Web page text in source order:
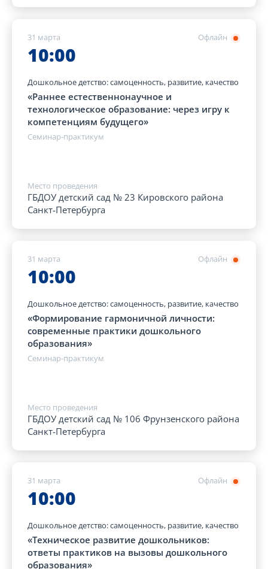
Офлайн
31 марта
10:00
Дошкольное детство: самоценность, развитие, качество
«Раннее естественнонаучное и
технологическое образование: через игру к
компетенциям будущего»
Семинар-практикум
Место проведения
ГБДОУ детский сад № 23 Кировского района
Санкт-Петербурга
Офлайн
31 марта
10:00
Дошкольное детство: самоценность, развитие, качество
«Формирование гармоничной личности:
современные практики дошкольного
образования»
Семинар-практикум
Место проведения
ГБДОУ детский сад № 106 Фрунзенского района
Санкт-Петербурга
Офлайн
31 марта
10:00
Дошкольное детство: самоценность, развитие, качество
«Техническое развитие дошкольников:
ответы практиков на вызовы дошкольного
образования»